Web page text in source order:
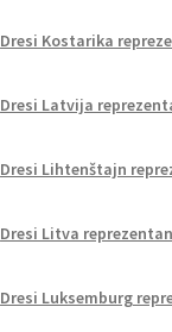
Dresi Kostarika
Dresi Latvija
Dresi Lihtenštajn
Dresi Litva
Dresi Luksemburg